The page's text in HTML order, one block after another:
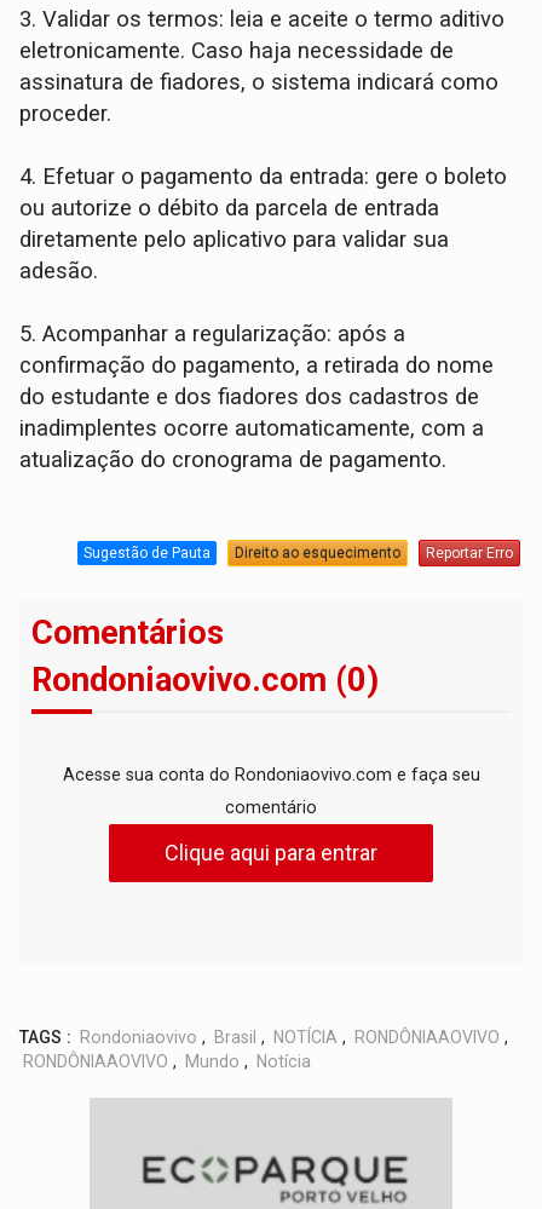
3. Validar os termos: leia e aceite o termo aditivo
eletronicamente. Caso haja necessidade de
assinatura de fiadores, o sistema indicará como
proceder.
4. Efetuar o pagamento da entrada: gere o boleto
ou autorize o débito da parcela de entrada
diretamente pelo aplicativo para validar sua
adesão.
5. Acompanhar a regularização: após a
confirmação do pagamento, a retirada do nome
do estudante e dos fiadores dos cadastros de
inadimplentes ocorre automaticamente, com a
atualização do cronograma de pagamento.
Sugestão de Pauta Direito ao esquecimento Reportar Erro
Comentários
Rondoniaovivo.com (0)
Acesse sua conta do Rondoniaovivo.com e faça seu
comentário
Clique aqui para entrar
TAGS : Rondoniaovivo , Brasil , NOTÍCIA , RONDÔNIAAOVIVO ,
RONDÔNIAAOVIVO , Mundo , Notícia